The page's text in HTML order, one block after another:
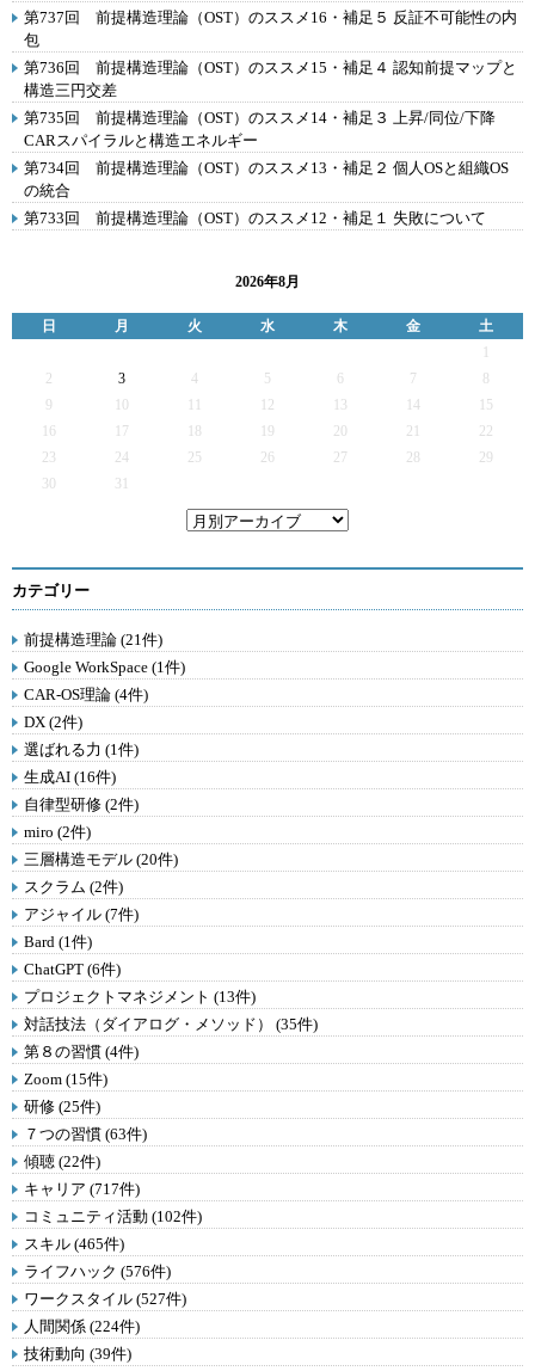
第737回 前提構造理論（OST）のススメ16・補足５ 反証不可能性の内
包
第736回 前提構造理論（OST）のススメ15・補足４ 認知前提マップと
構造三円交差
第735回 前提構造理論（OST）のススメ14・補足３ 上昇/同位/下降
CARスパイラルと構造エネルギー
第734回 前提構造理論（OST）のススメ13・補足２ 個人OSと組織OS
の統合
第733回 前提構造理論（OST）のススメ12・補足１ 失敗について
2026年8月
日 月 火 水 木 金
土
2
3 4 5 6 7
9
12 13 14
15
16
17 19 20 21
22
23
24 25 26 27 28
29
30
31
カテゴリー
前提構造理論 (21件)
Google WorkSpace (1件)
CAR-OS理論 (4件)
DX (2件)
選ばれる力 (1件)
生成AI (16件)
自律型研修 (2件)
miro (2件)
三層構造モデル (20件)
スクラム (2件)
アジャイル (7件)
Bard (1件)
ChatGPT (6件)
プロジェクトマネジメント (13件)
対話技法（ダイアログ・メソッド） (35件)
第８の習慣 (4件)
Zoom (15件)
研修 (25件)
７つの習慣 (63件)
傾聴 (22件)
キャリア (717件)
コミュニティ活動 (102件)
スキル (465件)
ライフハック (576件)
ワークスタイル (527件)
人間関係 (224件)
技術動向 (39件)